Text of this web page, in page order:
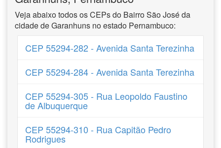
Veja abaixo todos os CEPs do Bairro São José da
cidade de Garanhuns no estado Pernambuco:
CEP 55294-282 - Avenida Santa Terezinha
CEP 55294-284 - Avenida Santa Terezinha
CEP 55294-305 - Rua Leopoldo Faustino
de Albuquerque
CEP 55294-310 - Rua Capitão Pedro
Rodrigues